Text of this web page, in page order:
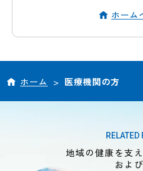
ホーム
ホーム > 医療機関の方
RELATED
地域の健康を支
およ